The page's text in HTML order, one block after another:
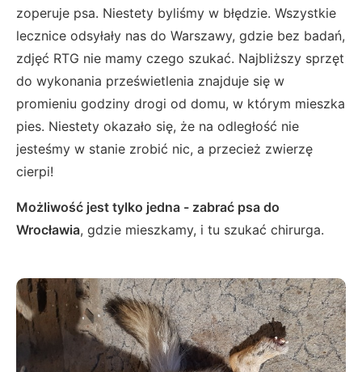
zoperuje psa. Niestety byliśmy w błędzie. Wszystkie
lecznice odsyłały nas do Warszawy, gdzie bez badań,
zdjęć RTG nie mamy czego szukać. Najbliższy sprzęt
do wykonania prześwietlenia znajduje się w
promieniu godziny drogi od domu, w którym mieszka
pies. Niestety okazało się, że na odległość nie
jesteśmy w stanie zrobić nic, a przecież zwierzę
cierpi!
Możliwość jest tylko jedna - zabrać psa do
Wrocławia, gdzie mieszkamy, i tu szukać chirurga.